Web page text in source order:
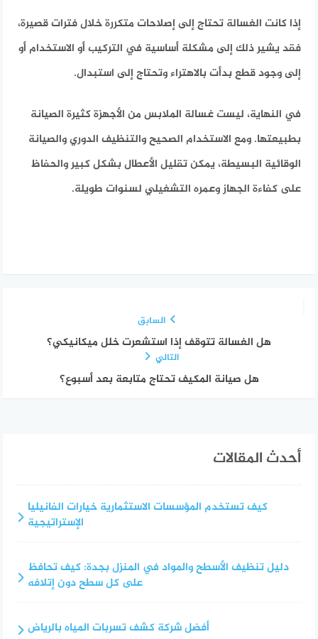
إذا كانت الغسالة تحتاج إلى إصلاحات متكررة خلال فترات قصيرة،
فقد يشير ذلك إلى مشكلة أساسية في التركيب أو الاستخدام أو
إلى وجود قطع بدأت بالاهتراء وتحتاج إلى استبدال.
في النهاية، ليست غسالة الملابس من الأجهزة كثيرة الصيانة
بطبيعتها. ومع الاستخدام الصحيح والتنظيف الدوري والصيانة
الوقائية البسيطة، يمكن تقليل الأعطال بشكل كبير والحفاظ
على كفاءة الجهاز وعمره التشغيلي لسنوات طويلة.
السابق
هل الغسالة تتوقف إذا استشعرت خلل ميكانيكي؟
التالي
هل صيانة المكيف تحتاج متابعة بعد أسبوع؟
أحدث المقالات
كيف تستخدم المؤسسات الاستثمارية خيارات الفانيليا
الإستراتيجية
دليل تنظيف الأسطح والمواد في المنزل بجدة: كيف تحافظ
على كل سطح دون إتلافه
أفضل شركة كشف تسربات المياه بالرياض